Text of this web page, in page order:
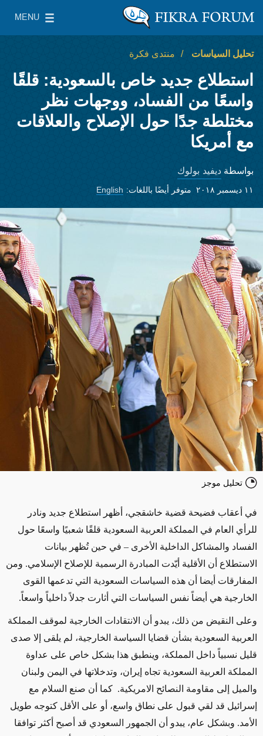
معهد واشنطن لسياسات الشرق الأدنى
MENU
Main Menu
تحليل السياسات منتدى فكرة
استطلاع جديد خاص بالسعودية: قلقًا
واسعًا من الفساد، ووجهات نظر
مختلطة جدًا حول الإصلاح والعلاقات
مع أمريكا
بواسطة ديفيد بولوك
١١ ديسمبر ٢٠١٨ متوفر أيضًا باللغات: English
تحليل موجز
في أعقاب فضيحة قضية خاشقجي، أظهر استطلاع جديد ونادر
للرأي العام في المملكة العربية السعودية قلقًا شعبيًا واسعًا حول
الفساد والمشاكل الداخلية الأخرى – في حين تُظهر بيانات
الاستطلاع أن الأقلية أيّدت المبادرة الرسمية للإصلاح الإسلامي. ومن
المفارقات أيضا أن هذه السياسات السعودية التي تدعمها القوى
الخارجية هي أيضاً نفس السياسات التي أثارت جدلاً داخلياً واسعاً.
وعلى النقيض من ذلك، يبدو أن الانتقادات الخارجية لموقف المملكة
العربية السعودية بشأن قضايا السياسة الخارجية، لم يلقى إلا صدى
قليل نسبياً داخل المملكة، وينطبق هذا بشكل خاص على عداوة
المملكة العربية السعودية تجاه إيران، وتدخلاتها في اليمن ولبنان
والميل إلى مقاومة النصائح الامريكية. كما أن صنع السلام مع
إسرائيل قد لقي قبول على نطاق واسع، أو على الأقل كتوجه طويل
الأمد. وبشكل عام، يبدو أن الجمهور السعودي قد أصبح أكثر توافقا